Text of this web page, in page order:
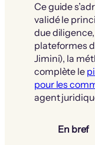
Ce guide
validé le
due
plateformes
Jimini), la
complète le
pour les
agent
En bref